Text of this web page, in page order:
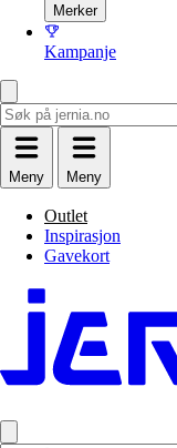
Merker
Kampanje
Meny Meny
Outlet
Inspirasjon
Gavekort